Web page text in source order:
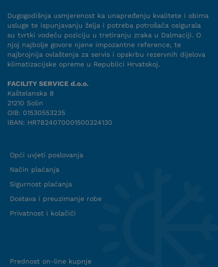
Dugogodišnja usmjerenost ka unapređenju kvalitete i obima
usluge te ispunjavanju želja i potreba potrošača osigurala
su tvrtki vodeću poziciju u tretiranju zraka u Dalmaciji. O
njoj najbolje govore njene impozantne reference, te
najbrojnija ovlaštenja za servis i opskrbu rezervnih dijelova
klimatizacijske opreme u Republici Hrvatskoj.
FACILITY SERVICE d.o.o.
Kaštelanska 8
21210 Solin
OIB: 01530553235
IBAN: HR7824070001500324130
Opći uvjeti poslovanja
Način plaćanja
Sigurnost plaćanja
Dostava i preuzimanje robe
Privatnost i kolačići
Prednost on-line kupnje